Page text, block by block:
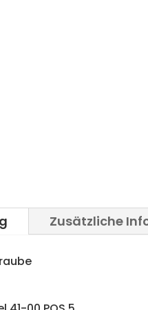
Zusätzliche